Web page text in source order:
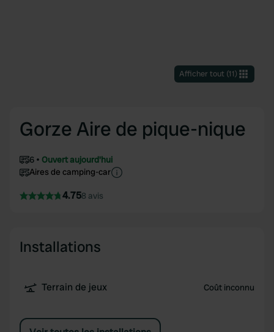
Afficher tout(11)
Gorze Aire de pique-nique
6
Ouvert aujourd'hui
Aires de camping-car
4.758 avis
Installations
Terrain de jeux Coût inconnu